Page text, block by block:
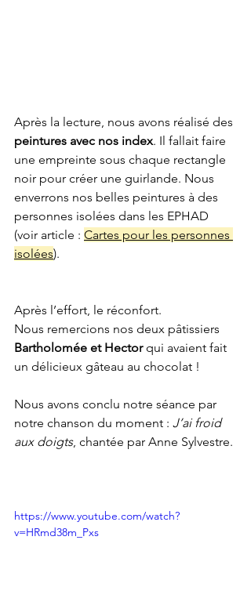
Après la lecture, nous avons réalisé des
peintures avec nos index. Il fallait faire
une empreinte sous chaque rectangle
noir pour créer une guirlande. Nous
enverrons nos belles peintures à des
personnes isolées dans les EPHAD
(voir article : Cartes pour les personnes
isolées).
Après l’effort, le réconfort.
Nous remercions nos deux pâtissiers
Bartholomée et Hector qui avaient fait
un délicieux gâteau au chocolat !
Nous avons conclu notre séance par
notre chanson du moment : J’ai froid
aux doigts, chantée par Anne Sylvestre.
https://www.youtube.com/watch?
v=HRmd38m_Pxs